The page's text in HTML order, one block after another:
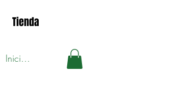
Tienda
Iniciar sesión